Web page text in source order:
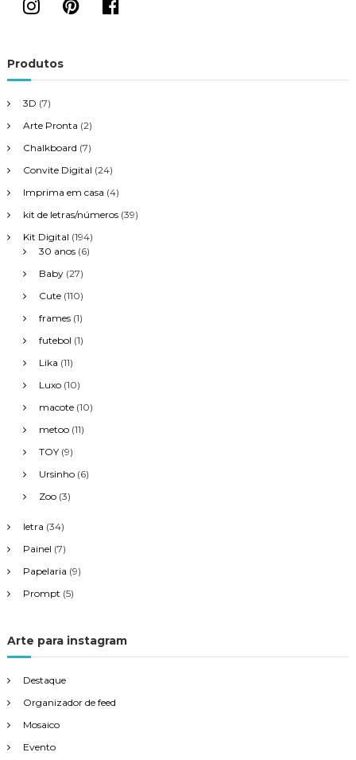
Produtos
3D (7)
Arte Pronta (2)
Chalkboard (7)
Convite Digital (24)
Imprima em casa (4)
kit de letras/números (39)
Kit Digital (194)
30 anos (6)
Baby (27)
Cute (110)
frames (1)
futebol (1)
Lika (11)
Luxo (10)
macote (10)
metoo (11)
TOY (9)
Ursinho (6)
Zoo (3)
letra (34)
Painel (7)
Papelaria (9)
Prompt (5)
Arte para instagram
Destaque
Organizador de feed
Mosaico
Evento